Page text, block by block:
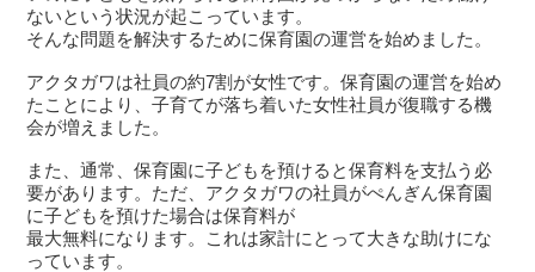
ないという状況が起こっています。
そんな問題を解決するために保育園の運営を始めました。
アクタガワは社員の約7割が女性です。保育園の運営を始め
たことにより、子育てが落ち着いた女性社員が復職する機
会が増えました。
また、通常、保育園に子どもを預けると保育料を支払う必
要があります。ただ、アクタガワの社員がぺんぎん保育園
に子どもを預けた場合は保育料が
最大無料になります。これは家計にとって大きな助けにな
っています。